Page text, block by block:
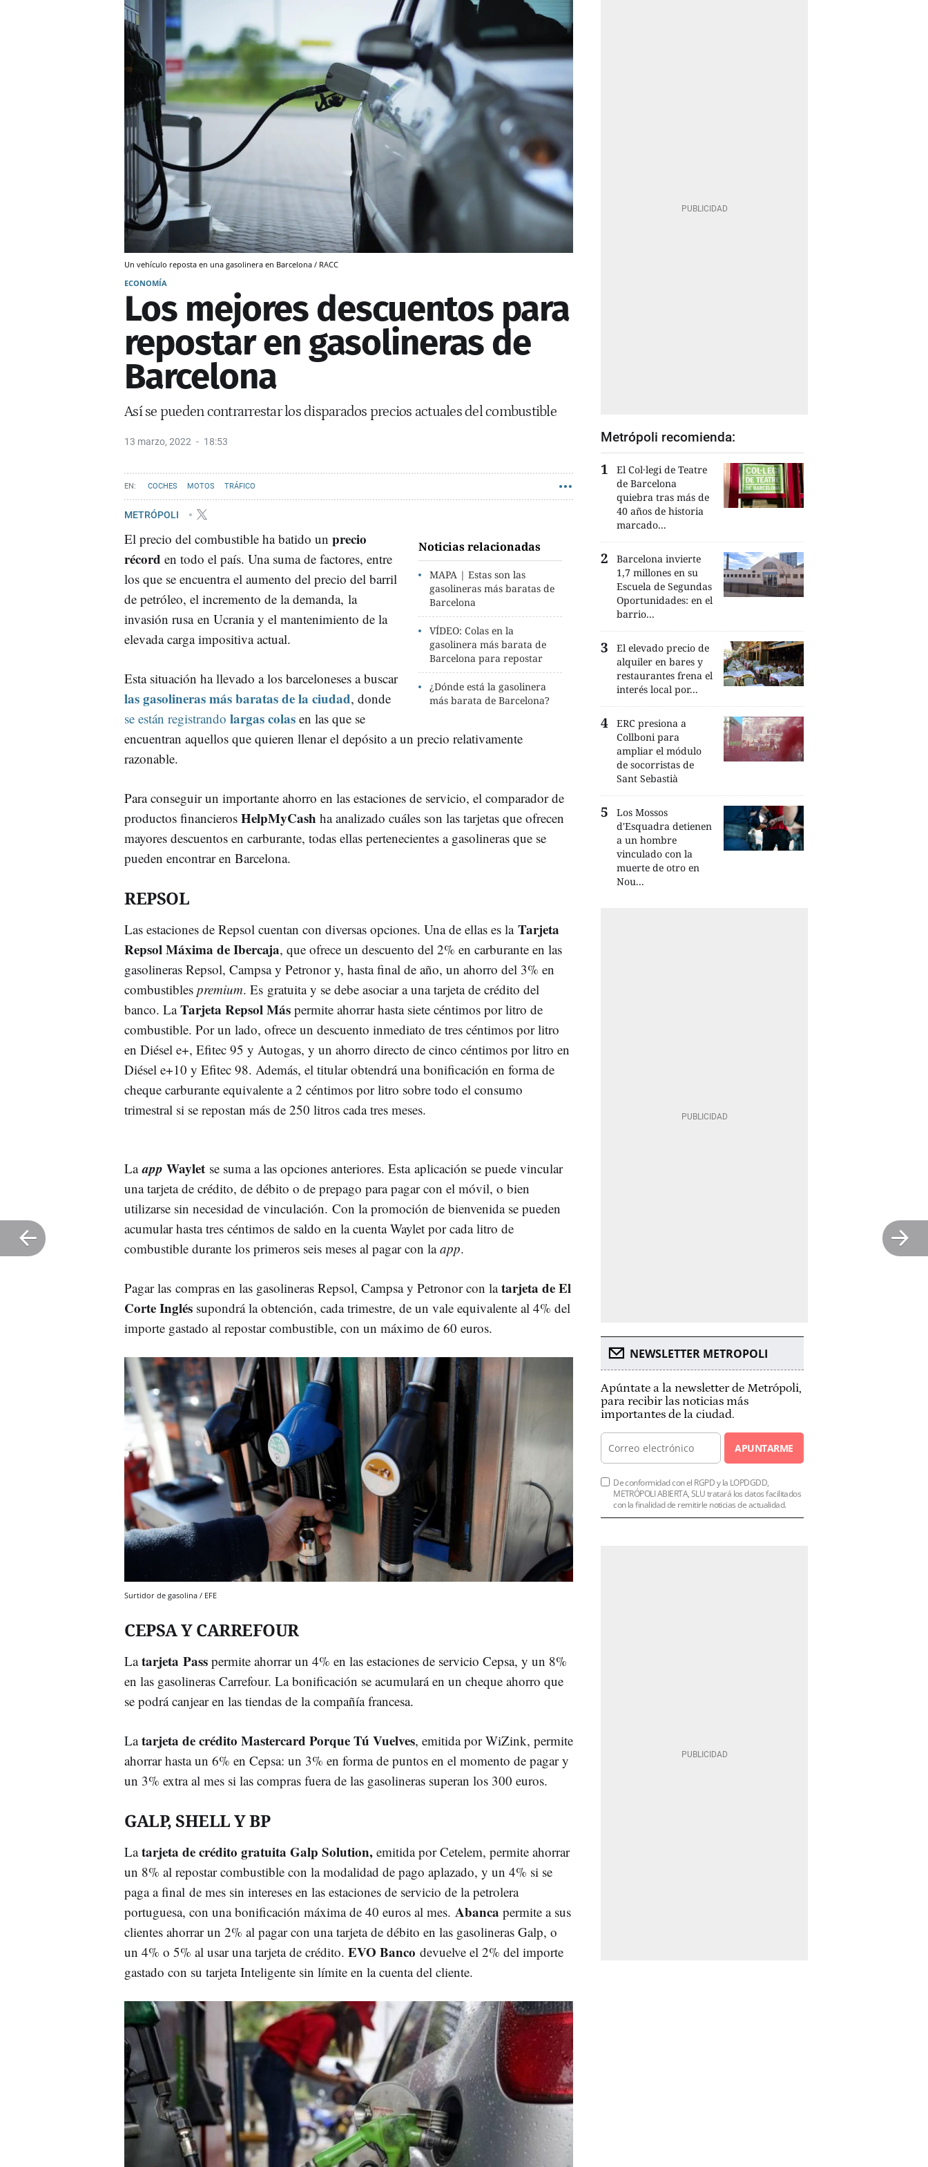
Un vehículo reposta en una gasolinera en Barcelona / RACC
ECONOMÍA
Los mejores descuentos para
repostar en gasolineras de
Barcelona
Así se pueden contrarrestar los disparados precios actuales del combustible
13 marzo, 2022 18:53
COCHES MOTOS TRÁFICO
METRÓPOLI
Noticias relacionadas
MAPA | Estas son las
gasolineras más baratas de
Barcelona
VÍDEO: Colas en la
gasolinera más barata de
Barcelona para repostar
¿Dónde está la gasolinera
más barata de Barcelona?
El precio del combustible ha batido un precio
récord en todo el país. Una suma de factores, entre
los que se encuentra el aumento del precio del barril
de petróleo, el incremento de la demanda, la
invasión rusa en Ucrania y el mantenimiento de la
elevada carga impositiva actual.
Esta situación ha llevado a los barceloneses a buscar
las gasolineras más baratas de la ciudad, donde
se están registrando largas colas en las que se
encuentran aquellos que quieren llenar el depósito a un precio relativamente
razonable.
Para conseguir un importante ahorro en las estaciones de servicio, el comparador de
productos financieros HelpMyCash ha analizado cuáles son las tarjetas que ofrecen
mayores descuentos en carburante, todas ellas pertenecientes a gasolineras que se
pueden encontrar en Barcelona.
REPSOL
Las estaciones de Repsol cuentan con diversas opciones. Una de ellas es la Tarjeta
Repsol Máxima de Ibercaja, que ofrece un descuento del 2% en carburante en las
gasolineras Repsol, Campsa y Petronor y, hasta final de año, un ahorro del 3% en
combustibles premium. Es gratuita y se debe asociar a una tarjeta de crédito del
banco. LaTarjeta Repsol Más permite ahorrar hasta siete céntimos por litro de
combustible. Por un lado, ofrece un descuento inmediato de tres céntimos por litro
en Diésel e+, Efitec 95 y Autogas, y un ahorro directo de cinco céntimos por litro en
Diésel e+10 y Efitec 98. Además, el titular obtendrá una bonificación en forma de
cheque carburante equivalente a 2 céntimos por litro sobre todo el consumo
trimestral si se repostan más de 250 litros cada tres meses.
Laapp Waylet se suma a las opciones anteriores. Esta aplicación se puede vincular
una tarjeta de crédito, de débito o de prepago para pagar con el móvil, o bien
utilizarse sin necesidad de vinculación. Con la promoción de bienvenida se pueden
acumular hasta tres céntimos de saldo en la cuenta Waylet por cada litro de
combustible durante los primeros seis meses al pagar con laapp.
Pagar las compras en las gasolineras Repsol, Campsa y Petronor con latarjeta de El
Corte Inglés supondrá la obtención, cada trimestre, de un vale equivalente al 4% del
importe gastado al repostar combustible, con un máximo de 60 euros.
Surtidor de gasolina / EFE
CEPSA Y CARREFOUR
Latarjeta Pass permite ahorrar un 4% en las estaciones de servicio Cepsa, y un 8%
en las gasolineras Carrefour. La bonificación se acumulará en un cheque ahorro que
se podrá canjear en las tiendas de la compañía francesa.
Latarjeta de crédito Mastercard Porque Tú Vuelves, emitida por WiZink, permite
ahorrar hasta un 6% en Cepsa: un 3% en forma de puntos en el momento de pagar y
un 3% extra al mes si las compras fuera de las gasolineras superan los 300 euros.
GALP, SHELL Y BP
Latarjeta de crédito gratuita Galp Solution, emitida por Cetelem, permite ahorrar
un 8% al repostar combustible con la modalidad de pago aplazado, y un 4% si se
paga a final de mes sin intereses en las estaciones de servicio de la petrolera
portuguesa, con una bonificación máxima de 40 euros al mes. Abanca permite a sus
clientes ahorrar un 2% al pagar con una tarjeta de débito en las gasolineras Galp, o
un 4% o 5% al usar una tarjeta de crédito. EVO Banco devuelve el 2% del importe
gastado con su tarjeta Inteligente sin límite en la cuenta del cliente.
Metrópoli recomienda:
El Col·legi de Teatre
de Barcelona
quiebra tras más de
40 años de historia
marcado...
Barcelona invierte
1,7 millones en su
Escuela de Segundas
Oportunidades: en el
barrio...
El elevado precio de
alquiler en bares y
restaurantes frena el
interés local por...
ERC presiona a
Collboni para
ampliar el módulo
de socorristas de
Sant Sebastià
Los Mossos
d'Esquadra detienen
a un hombre
vinculado con la
muerte de otro en
Nou...
NEWSLETTER METROPOLI
Apúntate a la newsletter de Metrópoli,
para recibir las noticias más
importantes de la ciudad.
APUNTARME
De conformidad con el RGPD y la LOPDGDD,
METRÓPOLI ABIERTA, SLU tratará los datos facilitados
con la finalidad de remitirle noticias de actualidad.